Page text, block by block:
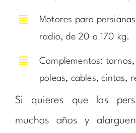
Motores para
radio, de 20 a 170 kg.
Complementos:
poleas, cables, cintas,
Si quieres que las
muchos años y